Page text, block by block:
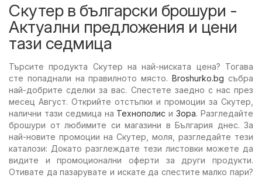
Скутер в български брошури -
Актуални предложения и цени
тази седмица
Търсите продукта Скутер на най-ниската цена? Тогава
сте попаднали на правилното място.Broshurko.bg събра
най-добрите сделки за вас. Спестете заедно с нас през
месец Август. Открийте отстъпки и промоции за Скутер,
налични тази седмица на Технополис иЗора. Разгледайте
брошури от любимите си магазини в България днес. За
най-новите промоции на Скутер, моля, разгледайте тези
каталози: Докато разглеждате тези листовки можете да
видите и промоционални оферти за други продукти.
Отивате да пазарувате и искате да спестите малко пари?